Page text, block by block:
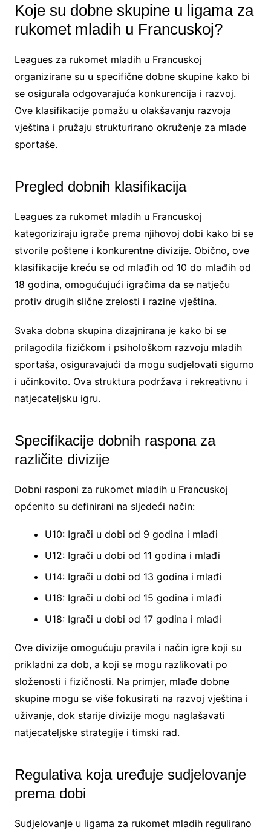
Koje su dobne skupine u ligama za
rukomet mladih u Francuskoj?
Leagues za rukomet mladih u Francuskoj
organizirane su u specifične dobne skupine kako bi
se osigurala odgovarajuća konkurencija i razvoj.
Ove klasifikacije pomažu u olakšavanju razvoja
vještina i pružaju strukturirano okruženje za mlade
sportaše.
Pregled dobnih klasifikacija
Leagues za rukomet mladih u Francuskoj
kategoriziraju igrače prema njihovoj dobi kako bi se
stvorile poštene i konkurentne divizije. Obično, ove
klasifikacije kreću se od mlađih od 10 do mlađih od
18 godina, omogućujući igračima da se natječu
protiv drugih slične zrelosti i razine vještina.
Svaka dobna skupina dizajnirana je kako bi se
prilagodila fizičkom i psihološkom razvoju mladih
sportaša, osiguravajući da mogu sudjelovati sigurno
i učinkovito. Ova struktura podržava i rekreativnu i
natjecateljsku igru.
Specifikacije dobnih raspona za
različite divizije
Dobni rasponi za rukomet mladih u Francuskoj
općenito su definirani na sljedeći način:
U10: Igrači u dobi od 9 godina i mlađi
U12: Igrači u dobi od 11 godina i mlađi
U14: Igrači u dobi od 13 godina i mlađi
U16: Igrači u dobi od 15 godina i mlađi
U18: Igrači u dobi od 17 godina i mlađi
Ove divizije omogućuju pravila i način igre koji su
prikladni za dob, a koji se mogu razlikovati po
složenosti i fizičnosti. Na primjer, mlađe dobne
skupine mogu se više fokusirati na razvoj vještina i
uživanje, dok starije divizije mogu naglašavati
natjecateljske strategije i timski rad.
Regulativa koja uređuje sudjelovanje
prema dobi
Sudjelovanje u ligama za rukomet mladih regulirano